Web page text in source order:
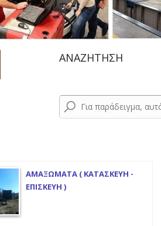
ΑΝΑΖΗΤΗΣΗ
ΑΜΑΞΩΜΑΤΑ ( ΚΑΤΑΣΚΕΥΗ -
ΕΠΙΣΚΕΥΗ )